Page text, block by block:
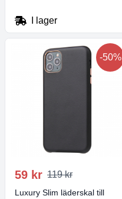
I lager
-50%
59 kr 119 kr
Luxury Slim läderskal till